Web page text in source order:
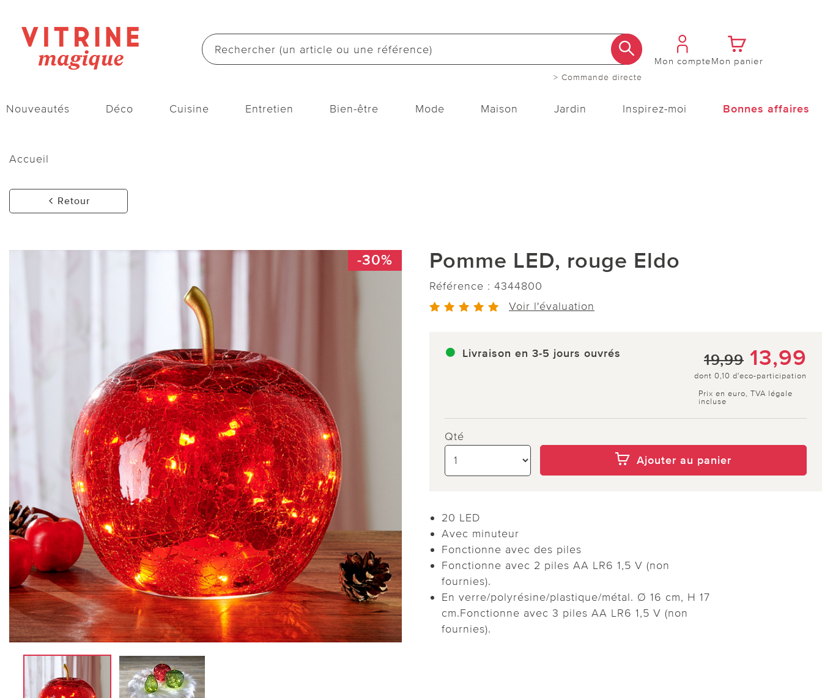
> Commande directe
Mon compteMon panier
Nouveautés Déco Cuisine Entretien Bien-être Mode Maison Jardin Inspirez-moi Bonnes affaires
Accueil
Retour
-30% Pomme LED, rouge Eldo
Référence : 4344800
Voir l'évaluation
Livraison en 3-5 jours ouvrés 19,99 13,99
dont 0,10 d'eco-participation
Prix en euro, TVA légale
incluse
Qté
Ajouter au panier
20 LED
Avec minuteur
Fonctionne avec des piles
Fonctionne avec 2 piles AA LR6 1,5 V (non
fournies).
En verre/polyrésine/plastique/métal. Ø 16 cm, H 17
cm.Fonctionne avec 3 piles AA LR6 1,5 V (non
fournies).